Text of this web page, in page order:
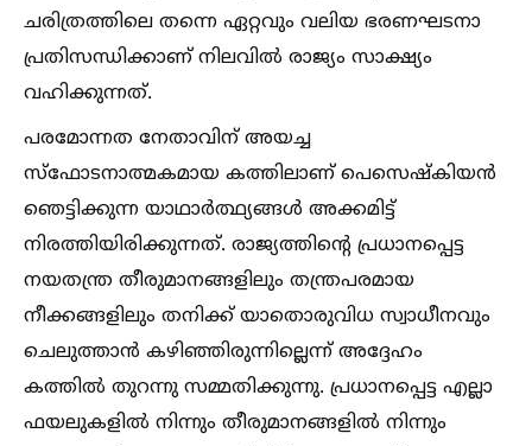
ചരിത്രത്തിലെ തന്നെ ഏറ്റവും വലിയ ഭരണഘടനാ
പ്രതിസന്ധിക്കാണ് നിലവില്‍ രാജ്യം സാക്ഷ്യം
വഹിക്കുന്നത്.
പരമോന്നത നേതാവിന് അയച്ച
സ്ഫോടനാത്മകമായ കത്തിലാണ് പെസെഷ്‌കിയന്‍
ഞെട്ടിക്കുന്ന യാഥാര്‍ത്ഥ്യങ്ങള്‍ അക്കമിട്ട്
നിരത്തിയിരിക്കുന്നത്. രാജ്യത്തിന്റെ പ്രധാനപ്പെട്ട
നയതന്ത്ര തീരുമാനങ്ങളിലും തന്ത്രപരമായ
നീക്കങ്ങളിലും തനിക്ക് യാതൊരുവിധ സ്വാധീനവും
ചെലുത്താന്‍ കഴിഞ്ഞിരുന്നില്ലെന്ന് അദ്ദേഹം
കത്തില്‍ തുറന്നു സമ്മതിക്കുന്നു. പ്രധാനപ്പെട്ട എല്ലാ
ഫയലുകളില്‍ നിന്നും തീരുമാനങ്ങളില്‍ നിന്നും